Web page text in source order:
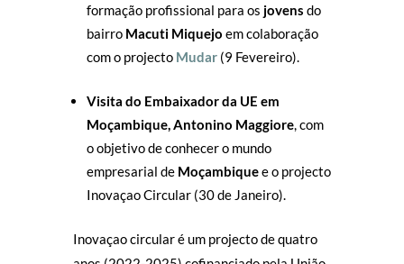
formação profissional para os jovens do
bairro Macuti Miquejo em colaboração
com o projecto Mudar (9 Fevereiro).
Visita do Embaixador da UE em
Moçambique, Antonino Maggiore, com
o objetivo de conhecer o mundo
empresarial de Moçambiquee o projecto
Inovaçao Circular (30 de Janeiro).
Inovaçao circular é um projecto de quatro